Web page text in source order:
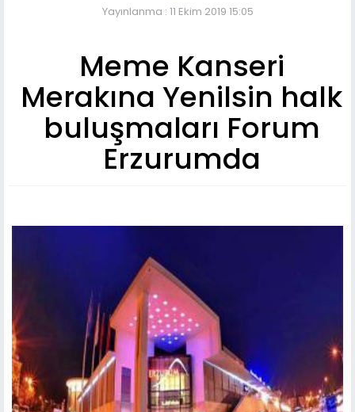
Yayınlanma : 11 Ekim 2019 15:05
Meme Kanseri
Merakına Yenilsin halk
buluşmaları Forum
Erzurumda